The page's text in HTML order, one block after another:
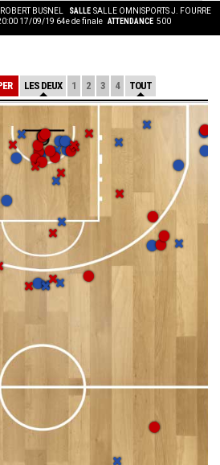
BUSNEL SALLE SALLE OMNISPORTS J. FOURRE
17/09/19 64e de finale ATTENDANCE 500
LES DEUX 1 2 3 4 TOUT